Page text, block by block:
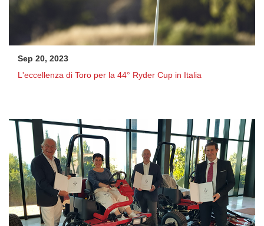
Sep 20, 2023
L'eccellenza di Toro per la 44° Ryder Cup in Italia